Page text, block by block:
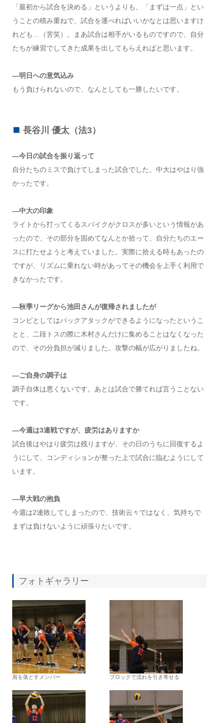
「最初から試合を決める」というよりも、「まずは一点」とい
うことの積み重ねで、試合を運べればいいかなとは思いますけ
れども…（苦笑）。まあ試合は相手がいるものですので、自分
たちが練習でしてきた成果を出してもらえればと思います。
―明日への意気込み
もう負けられないので、なんとしても一勝したいです。
長谷川 優太（法3）
―今日の試合を振り返って
自分たちのミスで負けてしまった試合でした。中大はやはり強
かったです。
―中大の印象
ライトから打ってくるスパイクがクロスが多いという情報があ
ったので、その部分を固めてなんとか拾って、自分たちのエー
スに打たせようと考えていました。実際に拾える時もあったの
ですが、リズムに乗れない時があってその機会を上手く利用で
きなかったです。
―秋季リーグから池田さんが復帰されましたが
コンビとしてはバックアタックができるようになったというこ
とと、二段トスの際に木村さんだけに集めることはなくなった
ので、その分負担が減りました。攻撃の幅が広がりましたね。
―ご自身の調子は
調子自体は悪くないです。あとは試合で勝てれば言うことない
です。
―今週は3連戦ですが、疲労はありますか
試合後はやはり疲労は残りますが、その日のうちに回復するよ
うにして、コンディションが整った上で試合に臨むようにして
います。
―早大戦の抱負
今週は2連敗してしまったので、技術云々ではなく、気持ちで
まずは負けないように頑張りたいです。
フォトギャラリー
肩を落とすメンバー ブロックで流れを引き寄せる